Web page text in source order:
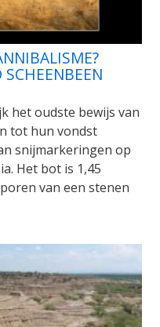
het oudste bewijs van
tot hun vondst
snijmarkeringen op
Het bot is 1,45
van een stenen